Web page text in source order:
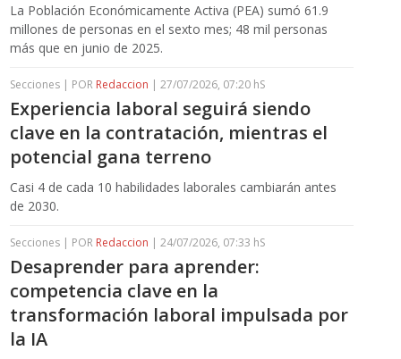
La Población Económicamente Activa (PEA) sumó 61.9
millones de personas en el sexto mes; 48 mil personas
más que en junio de 2025.
Secciones | POR Redaccion | 27/07/2026, 07:20 hS
Experiencia laboral seguirá siendo
clave en la contratación, mientras el
potencial gana terreno
Casi 4 de cada 10 habilidades laborales cambiarán antes
de 2030.
Secciones | POR Redaccion | 24/07/2026, 07:33 hS
Desaprender para aprender:
competencia clave en la
transformación laboral impulsada por
la IA